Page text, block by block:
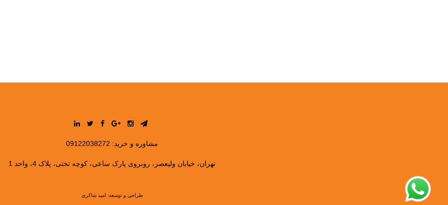
مشاوره و خرید: 09122038272
تهران، خیابان ولیعصر، روبروی پارک ساعی، کوچه تختی، پلاک 4، واحد 1
طراحی و توسعه: امید شاکری